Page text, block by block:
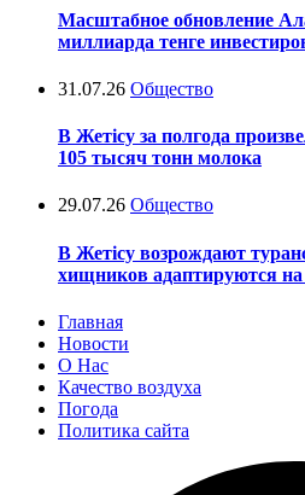
Масштабное обновление
миллиарда тенге
31.07.26 Общество
В Жетісу за полгода
105 тысяч тонн молока
29.07.26 Общество
В Жетісу возрождают
хищников адаптируются
Главная
Новости
О Нас
Качество воздуха
Погода
Политика сайта